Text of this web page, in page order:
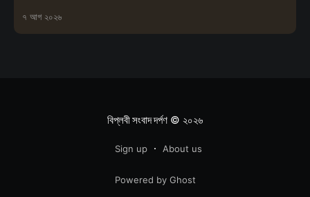
৭ আগ ২০২৬
বিপ্লবী সংবাদ দর্পণ© ২০২৬
Sign up About us
Powered by Ghost